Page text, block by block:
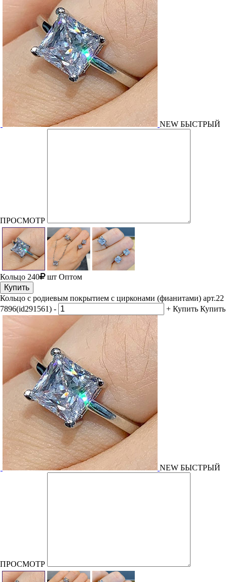
NEW БЫСТРЫЙ
ПРОСМОТР
Кольцо 240 шт Оптом
Купить
Кольцо с родиевым покрытием с цирконами (фианитами) арт.22
7896(id291561) - + Купить Купить
NEW БЫСТРЫЙ
ПРОСМОТР